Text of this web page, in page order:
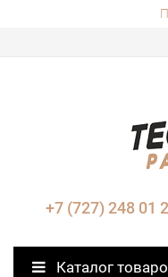
+7 (727) 248 01
Каталог